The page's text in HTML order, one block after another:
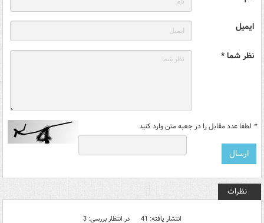
ایمیل
نظر شما *
* لطفا عدد مقابل را در جعبه متن وارد کنید
نظرات
انتشار یافته: 41 در انتظار بررسی: 3